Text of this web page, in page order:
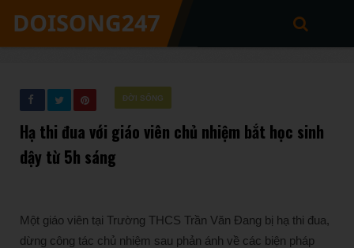
ĐỜI SỐNG
Hạ thi đua với giáo viên chủ nhiệm bắt học sinh
dậy từ 5h sáng
Một giáo viên tại Trường THCS Trần Văn Đang bị hạ thi đua,
dừng công tác chủ nhiệm sau phản ánh về các biện pháp